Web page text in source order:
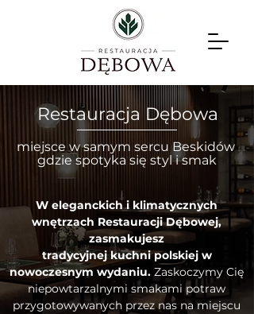
Restauracja Dębowa
miejsce w samym sercu Beskidów
gdzie spotyka się styl i smak
W eleganckich i klimatycznych
wnętrzach Restauracji Dębowej,
zasmakujesz
tradycyjnej kuchni polskiej w
nowoczesnym wydaniu. Zaskoczymy Cię
niepowtarzalnymi smakami potraw
przygotowywanych przez nas na miejscu